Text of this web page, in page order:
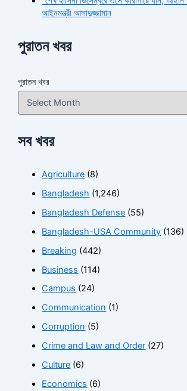
আইনমন্ত্রী আসাদুজ্জামান
পুরাতন খবর
পুরাতন খবর
সব খবর
Agriculture (8)
Bangladesh (1,246)
Bangladesh Defense (55)
Bangladesh-USA Community (136)
Breaking (442)
Business (114)
Campus (24)
Communication (1)
Corruption (5)
Crime and Law and Order (27)
Culture (6)
Economics (6)